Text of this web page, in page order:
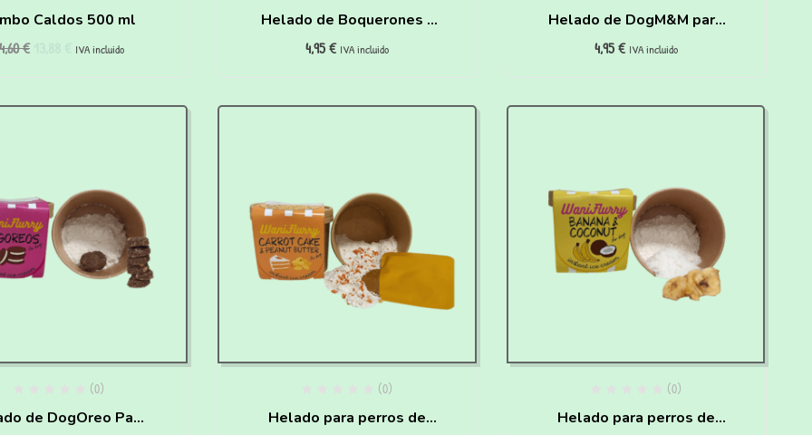
Caldos 500 ml
€ IVA incluido
Helado de Boquerones y
Espirulina para hacer en
4,95€ IVA incluido
Helado de DogM&M para
perros y gatos para hacer
4,95€ IVA incluido
(0)
de DogOreo Para
(0)
Helado para perros de
(0)
Helado para perros de